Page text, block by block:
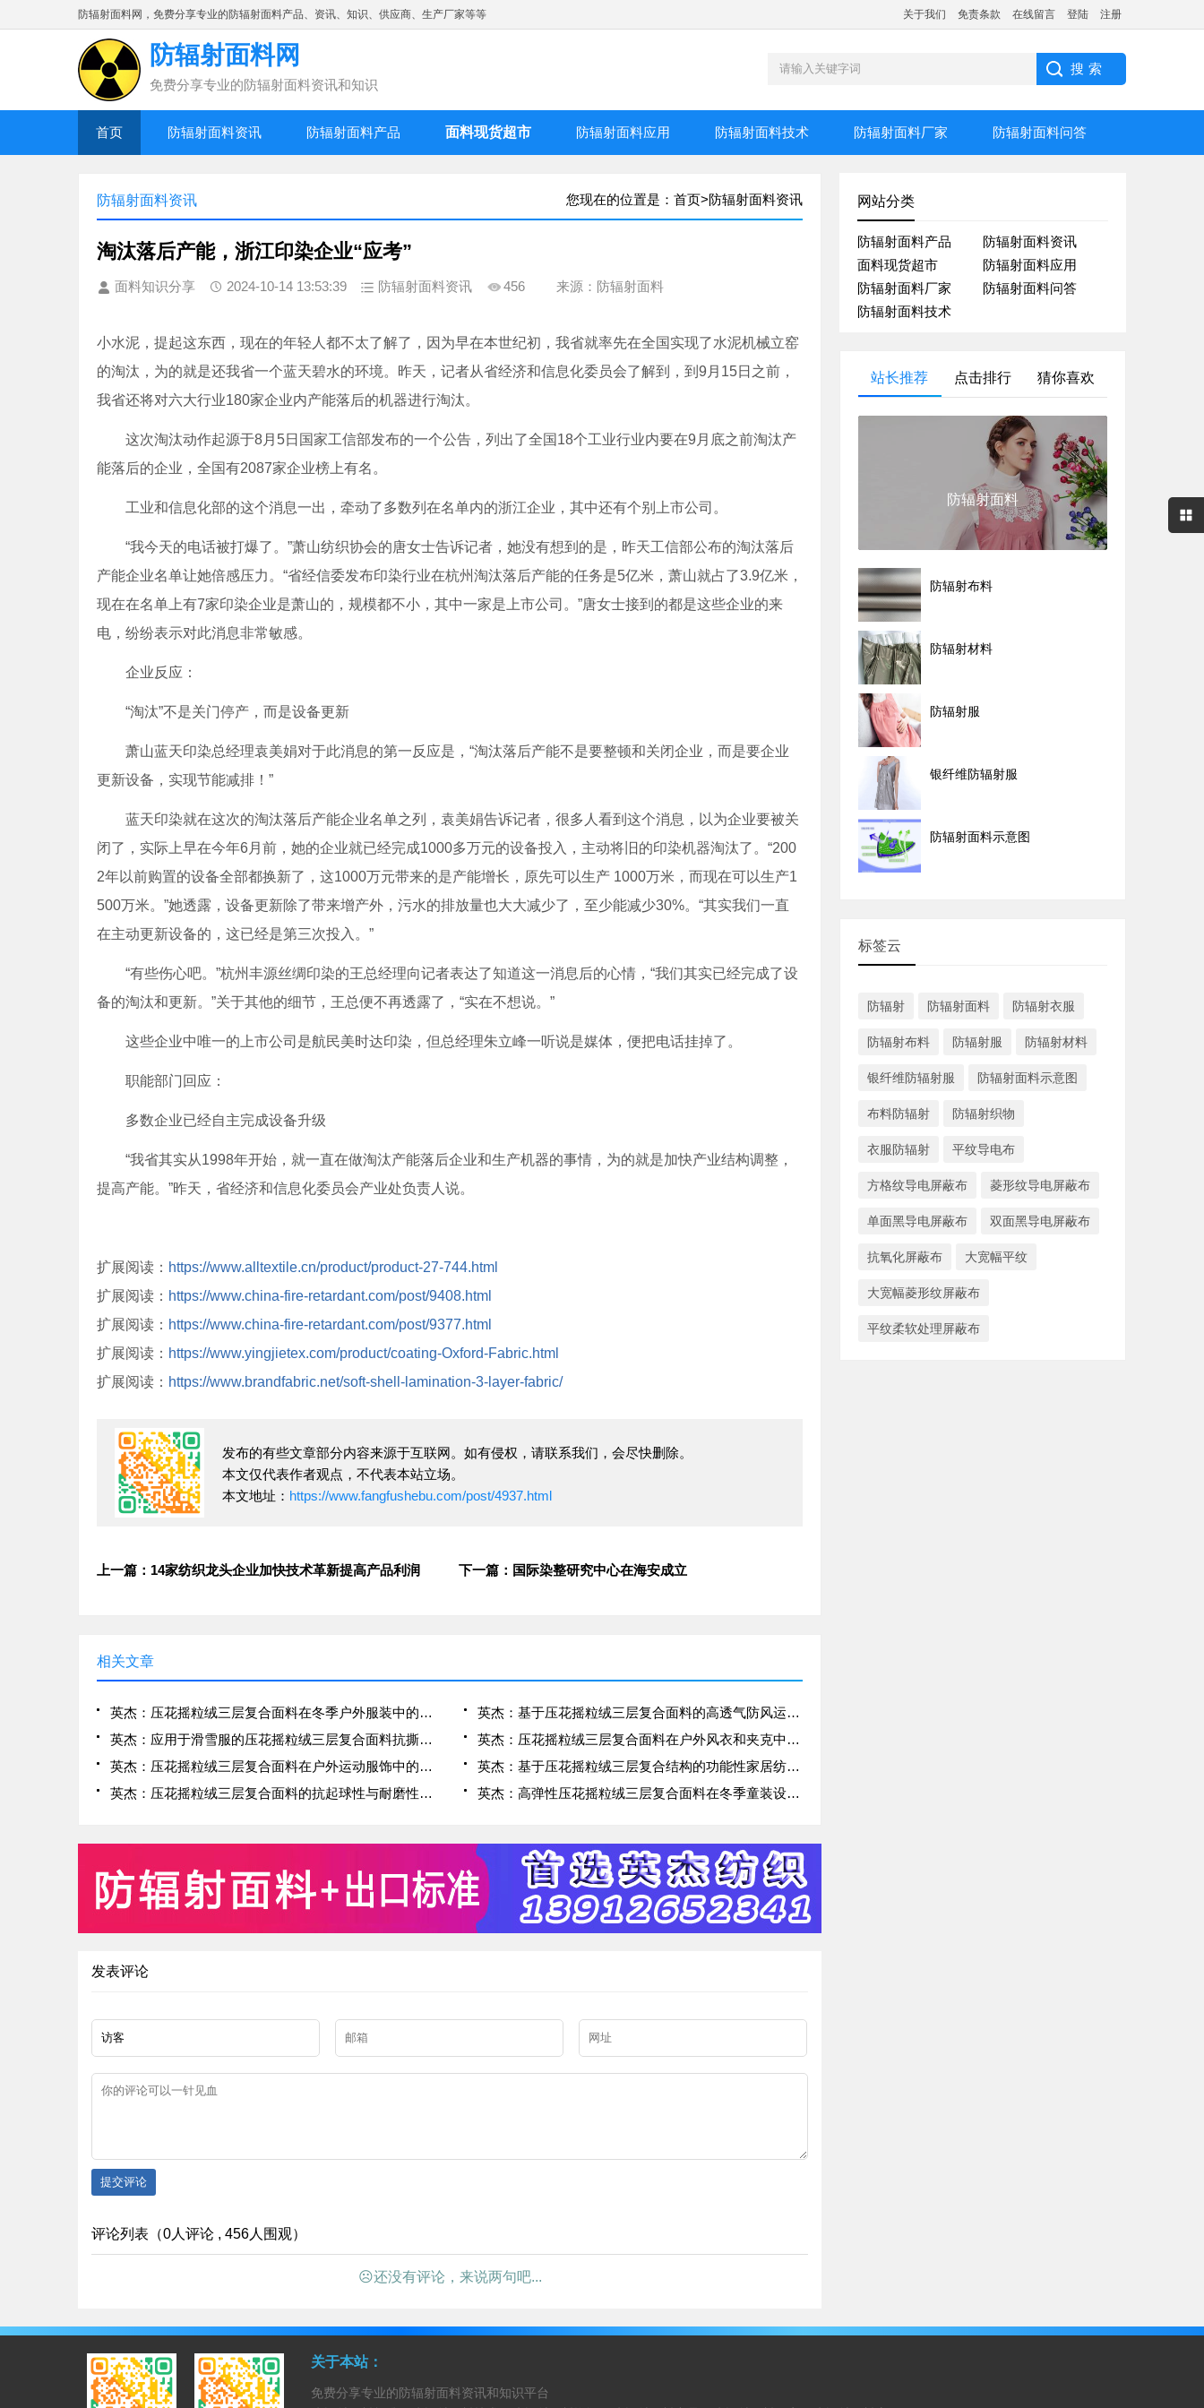
防辐射面料网，免费分享专业的防辐射面料产品、资讯、知识、供应商、生产厂家等等 关于我们 免责条款 在线留言 登陆 注册
防辐射面料网
免费分享专业的防辐射面料资讯和知识
首页 防辐射面料资讯 防辐射面料产品 面料现货超市 防辐射面料应用 防辐射面料技术 防辐射面料厂家 防辐射面料问答
您现在的位置是： 首页>防辐射面料资讯
防辐射面料资讯
淘汰落后产能，浙江印染企业“应考”
面料知识分享 2024-10-14 13:53:39 防辐射面料资讯 456 来源：防辐射面料
小水泥，提起这东西，现在的年轻人都不太了解了，因为早在本世纪初，我省就率先在全国实现了水泥机械立窑
的淘汰，为的就是还我省一个蓝天碧水的环境。昨天，记者从省经济和信息化委员会了解到，到9月15日之前，
我省还将对六大行业180家企业内产能落后的机器进行淘汰。
这次淘汰动作起源于8月5日国家工信部发布的一个公告，列出了全国18个工业行业内要在9月底之前淘汰产
能落后的企业，全国有2087家企业榜上有名。
工业和信息化部的这个消息一出，牵动了多数列在名单内的浙江企业，其中还有个别上市公司。
“我今天的电话被打爆了。”萧山纺织协会的唐女士告诉记者，她没有想到的是，昨天工信部公布的淘汰落后
产能企业名单让她倍感压力。“省经信委发布印染行业在杭州淘汰落后产能的任务是5亿米，萧山就占了3.9亿米，
现在在名单上有7家印染企业是萧山的，规模都不小，其中一家是上市公司。”唐女士接到的都是这些企业的来
电，纷纷表示对此消息非常敏感。
企业反应：
“淘汰”不是关门停产，而是设备更新
萧山蓝天印染总经理袁美娟对于此消息的第一反应是，“淘汰落后产能不是要整顿和关闭企业，而是要企业
更新设备，实现节能减排！”
蓝天印染就在这次的淘汰落后产能企业名单之列，袁美娟告诉记者，很多人看到这个消息，以为企业要被关
闭了，实际上早在今年6月前，她的企业就已经完成1000多万元的设备投入，主动将旧的印染机器淘汰了。“200
2年以前购置的设备全部都换新了，这1000万元带来的是产能增长，原先可以生产 1000万米，而现在可以生产1
500万米。”她透露，设备更新除了带来增产外，污水的排放量也大大减少了，至少能减少30%。“其实我们一直
在主动更新设备的，这已经是第三次投入。”
“有些伤心吧。”杭州丰源丝绸印染的王总经理向记者表达了知道这一消息后的心情，“我们其实已经完成了设
备的淘汰和更新。”关于其他的细节，王总便不再透露了，“实在不想说。”
这些企业中唯一的上市公司是航民美时达印染，但总经理朱立峰一听说是媒体，便把电话挂掉了。
职能部门回应：
多数企业已经自主完成设备升级
“我省其实从1998年开始，就一直在做淘汰产能落后企业和生产机器的事情，为的就是加快产业结构调整，
提高产能。”昨天，省经济和信息化委员会产业处负责人说。
扩展阅读： https://www.alltextile.cn/product/product-27-744.html
扩展阅读： https://www.china-fire-retardant.com/post/9408.html
扩展阅读： https://www.china-fire-retardant.com/post/9377.html
扩展阅读： https://www.yingjietex.com/product/coating-Oxford-Fabric.html
扩展阅读： https://www.brandfabric.net/soft-shell-lamination-3-layer-fabric/
发布的有些文章部分内容来源于互联网。如有侵权，请联系我们，会尽快删除。
本文仅代表作者观点，不代表本站立场。
本文地址： https://www.fangfushebu.com/post/4937.html
上一篇：14家纺织龙头企业加快技术革新提高产品利润 下一篇：国际染整研究中心在海安成立
相关文章
英杰：压花摇粒绒三层复合面料在冬季户外服装中的保暖性能优化研究
英杰：基于压花摇粒绒三层复合面料的高透气防风运动服饰开发
英杰：应用于滑雪服的压花摇粒绒三层复合面料抗撕裂与耐磨性提升技术
英杰：压花摇粒绒三层复合面料在户外风衣和夹克中的应用与性能
英杰：压花摇粒绒三层复合面料在户外运动服饰中的保暖与透气性能研究
英杰：基于压花摇粒绒三层复合结构的功能性家居纺织品开发与应用
英杰：压花摇粒绒三层复合面料的抗起球性与耐磨性优化技术分析
英杰：高弹性压花摇粒绒三层复合面料在冬季童装设计中的应用实践
发表评论
提交评论
评论列表（0人评论 , 456人围观）
☹还没有评论，来说两句吧...
网站分类
防辐射面料产品
防辐射面料资讯
面料现货超市
防辐射面料应用
防辐射面料厂家
防辐射面料问答
防辐射面料技术
站长推荐 点击排行 猜你喜欢
防辐射面料
防辐射布料
防辐射材料
防辐射服
银纤维防辐射服
防辐射面料示意图
标签云
防辐射 防辐射面料 防辐射衣服
防辐射布料 防辐射服 防辐射材料
银纤维防辐射服 防辐射面料示意图
布料防辐射 防辐射织物
衣服防辐射 平纹导电布
方格纹导电屏蔽布 菱形纹导电屏蔽布
单面黑导电屏蔽布 双面黑导电屏蔽布
抗氧化屏蔽布 大宽幅平纹
大宽幅菱形纹屏蔽布
平纹柔软处理屏蔽布
关于本站：
免费分享专业的防辐射面料资讯和知识平台